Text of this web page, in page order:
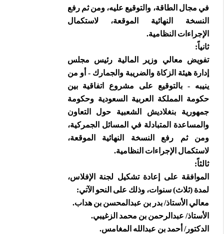
في مجال الطاقة، والتوقيع عليه، ومن ثم رفع
النسخة النهائية الموقعة، لاستكمال
الإجراءات النظامية.
ثانياً:
تفويض معالي وزير المالية رئيس مجلس
إدارة هيئة الزكاة والضريبة والجمارك - أو من
ينيبه - بالتوقيع على مشروع اتفاقية بين
حكومة المملكة العربية السعودية وحكومة
جمهورية بنغلاديش الشعبية حول التعاون
والمساعدة المتبادلة في المسائل الجمركية،
ومن ثم رفع النسخة النهائية الموقعة،
لاستكمال الإجراءات النظامية.
ثالثاً:
الموافقة على إعادة تشكيل لجنة الإفلاس،
لمدة (ثلاث) سنوات، وذلك على النحو الآتي:
معالي الأستاذ/ بدر بن عبدالمحسن بن هداب.
الأستاذ/ عبدالرحمن بن محمد الزغيبي.
الدكتور/ أحمد بن عبدالله المغامس.